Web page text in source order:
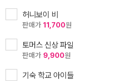
허니보이 비
판매가 11,700원
토머스 신상 파일
판매가 9,900원
기숙 학교 아이들